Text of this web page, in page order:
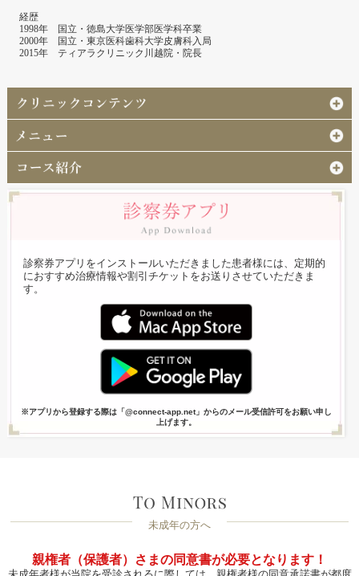
経歴
1998年 国立・徳島大学医学部医学科卒業
2000年 国立・東京医科歯科大学皮膚科入局
2015年 ティアラクリニック川越院・院長
診察券アプリをインストールいただきました患者様には、定期的
におすすめ治療情報や割引チケットをお送りさせていただきま
す。
※アプリから登録する際は「@connect-app.net」からのメール受信許可をお願い申し
上げます。
未成年の方へ
親権者（保護者）さまの同意書が必要となります！